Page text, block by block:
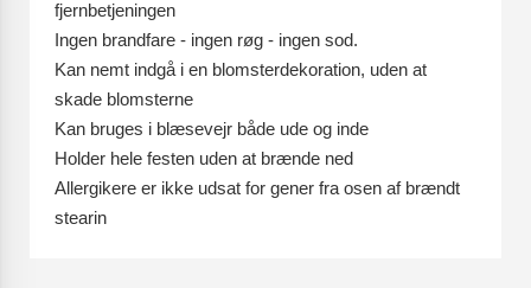
fjernbetjeningen
Ingen brandfare - ingen røg - ingen sod.
Kan nemt indgå i en blomsterdekoration, uden at
skade blomsterne
Kan bruges i blæsevejr både ude og inde
Holder hele festen uden at brænde ned
Allergikere er ikke udsat for gener fra osen af brændt
stearin